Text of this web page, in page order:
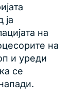
ја
на
на
и уреди
се